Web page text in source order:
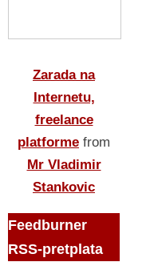
Zarada na
Internetu,
freelance
platforme from
Mr Vladimir
Stankovic
Feedburner
RSS-pretplata